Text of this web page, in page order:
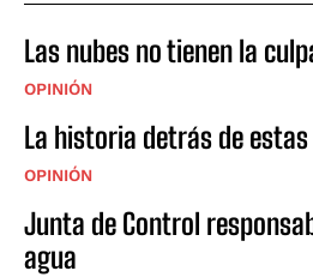
Las nubes no tienen la
OPINIÓN
La historia detrás de
OPINIÓN
Junta de Control
agua